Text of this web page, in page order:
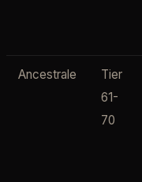
Ancestrale
Tier
61-
70